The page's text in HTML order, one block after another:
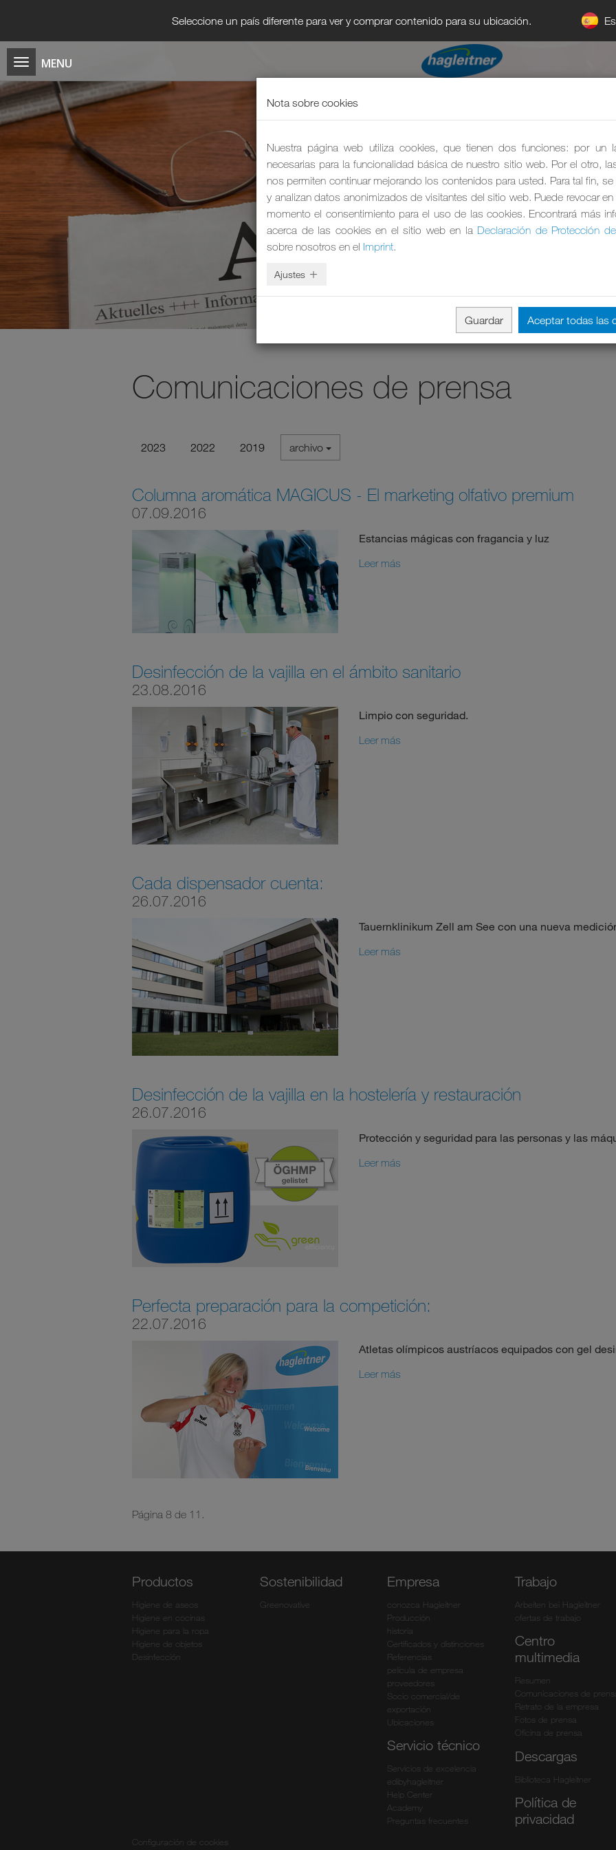
Seleccione un país diferente para ver y comprar contenido para su ubicación.
Comunicaciones de prensa
2023 2022 2019 archivo
Columna aromática MAGICUS - El marketing olfativo premium
07.09.2016
Estancias mágicas con fragancia y luz
Leer más
Desinfección de la vajilla en el ámbito sanitario
23.08.2016
Limpio con seguridad.
Leer más
Cada dispensador cuenta:
26.07.2016
Tauernklinikum Zell am See con una nueva
Leer más
Desinfección de la vajilla en la hostelería y restauración
26.07.2016
Protección y seguridad para las personas y las
Leer más
Perfecta preparación para la competición:
22.07.2016
Atletas olímpicos austríacos equipados con gel
Leer más
Página 8 de 11.
Productos
Higiene de aseos
Higiene en cocinas
Higiene para la ropa
Higiene de objetos
Desinfección
Sostenibilidad
Greenovative
Empresa
conozca Hagleitner
Producción
historia
Certificados y distinciones
Referencias
película de empresa
proveedores
Socio comercial/de
exportación
Ubicaciones
Servicio técnico
Servicios de excelencia
edibyhagleitner
Help Center
Academy
Preguntas frecuentes
Trabajo
Arbeiten bei Hagleitner
ofertas de trabajo
Centro
multimedia
Resumen
Comunicaciones de
Retrato de la empresa
Fotos de prensa
Oficina de prensa
Descargas
Biblioteca Hagleitner
Política de
privacidad
Configuración de cookies
Nota sobre cookies
Nuestra página web utiliza cookies, que tienen dos funciones: por un
necesarias para la funcionalidad básica de nuestro sitio web. Por el otro,
nos permiten continuar mejorando los contenidos para usted. Para tal fin, se
y analizan datos anonimizados de visitantes del sitio web. Puede revocar en
momento el consentimiento para el uso de las cookies. Encontrará más
acerca de las cookies en el sitio web en la Declaración de Protección
sobre nosotros en el Imprint.
Ajustes
Guardar Aceptar todas las